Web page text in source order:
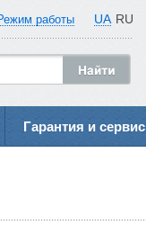
UA RU
работы
Гарантия и сервис